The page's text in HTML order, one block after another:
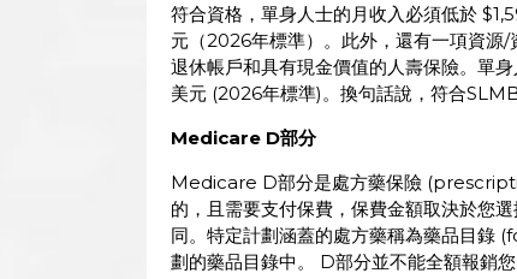
符合資格，單身人士的月收入必須低於
元（2026年標準）。此外，還有一項資源/
退休帳戶和具有現金價值的人壽保險。單
美元 (2026年標準)。換句話說，符合
Medicare D部分
Medicare D部分是處方藥保險
的，且需要支付保費，保費金額取決於您
同。特定計劃涵蓋的處方藥稱為藥品目錄
劃的藥品目錄中。 D部分並不能全額報銷